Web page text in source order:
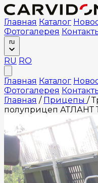
Главная Каталог
Фотогалерея
ru
RU RO
Главная Каталог
Фотогалерея
Главная / Прицепы /
полуприцеп АТЛАНТ